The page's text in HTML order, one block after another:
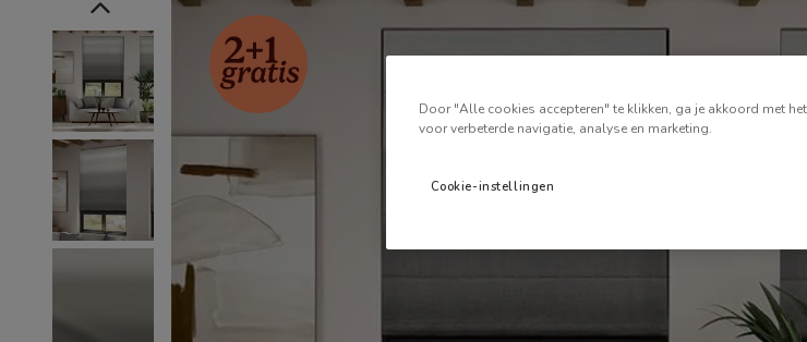
Door "Alle cookies accepteren" te klikken, ga je akkoord met
voor verbeterde navigatie, analyse en marketing.
Cookie-instellingen